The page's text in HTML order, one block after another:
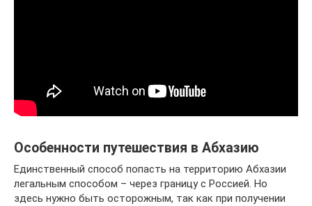
Особенности путешествия в Абхазию
Единственный способ попасть на территорию Абхазии
легальным способом – через границу с Россией. Но
здесь нужно быть осторожным, так как при получении